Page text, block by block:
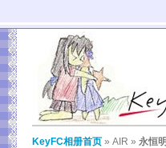
KeyFC相册首页 » AIR » 永恒